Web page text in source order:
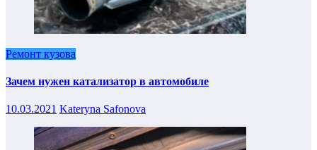
Ремонт кузова
Зачем нужен катализатор в автомобиле
10.03.2021 Kateryna Safonova